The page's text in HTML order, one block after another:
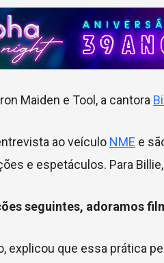
Maiden e Tool, a cantora
ao veículo NME e
e espetáculos. Para
seguintes, adoramos
explicou que essa prática